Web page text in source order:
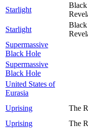
Starlight
Black
Starlight
Black
Supermassive
Black Hole
Supermassive
Black Hole
United States of
Eurasia
Uprising The
Uprising
The